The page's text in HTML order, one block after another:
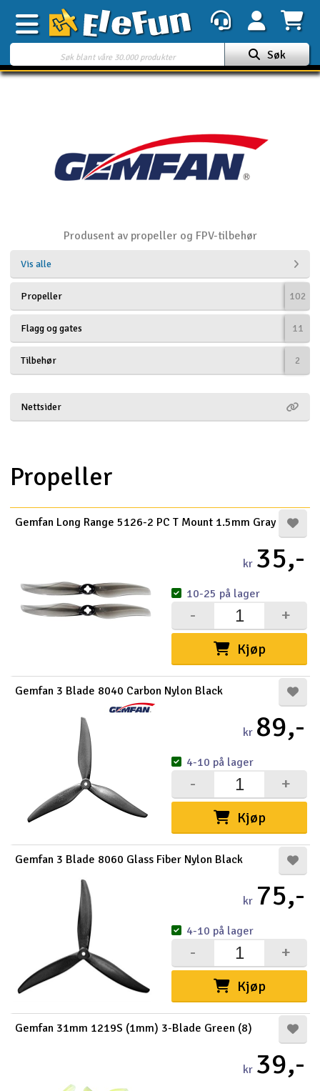
Gavekort
Batteri & ladere
Bilbane
Biler
Båter
Droner for FPV
Helikopter
Kamerautstyr
Modellbygging, LEGO & byggesett
Modelljernbane
Radioutstyr
Raketter
Smarthjem, lek & hobby
Solenergi
Sparkesykler & elkjøretøy
Verktøy, utstyr & tilbehør
Gavekort
Søk
Produsent av propeller og FPV-tilbehør
Vis alle
Propeller 102
Flagg og gates 11
Tilbehør 2
Nettsider
Propeller
Gemfan Long Range 5126-2 PC T Mount 1.5mm Gray
kr 35,-
Kjøp
+
-
10-25 på lager
Gemfan 3 Blade 8040 Carbon Nylon Black
kr 89,-
Kjøp
+
-
4-10 på lager
Gemfan 3 Blade 8060 Glass Fiber Nylon Black
kr 75,-
Kjøp
+
-
4-10 på lager
Gemfan 31mm 1219S (1mm) 3-Blade Green (8)
kr 39,-